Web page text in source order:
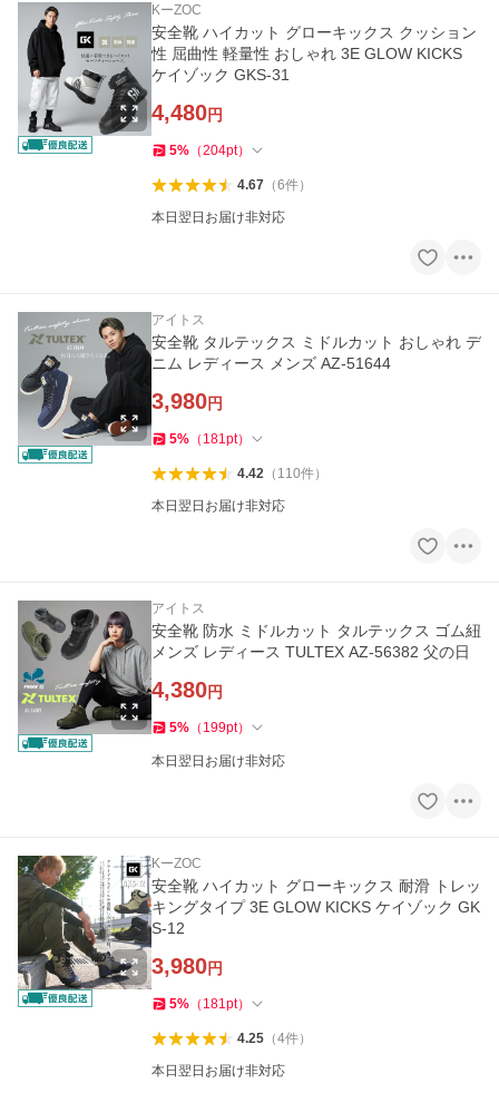
KーZOC
安全靴 ハイカット グローキックス クッション
性 屈曲性 軽量性 おしゃれ 3E GLOW KICKS
ケイゾック GKS-31
4,480円
5% （204pt）
4.67（6件）
本日翌日お届け非対応
アイトス
安全靴 タルテックス ミドルカット おしゃれ デ
ニム レディース メンズ AZ-51644
3,980円
5% （ 181pt）
4.42（ 110件）
本日翌日お届け非対応
アイトス
安全靴 防水 ミドルカット タルテックス ゴム紐
メンズ レディース TULTEX AZ-56382 父の日
4,380円
5% （ 199pt）
本日翌日お届け非対応
KーZOC
安全靴 ハイカット グローキックス 耐滑 トレッ
キングタイプ 3E GLOW KICKS ケイゾック GK
S-12
3,980円
5% （ 181pt）
4.25（4件）
本日翌日お届け非対応